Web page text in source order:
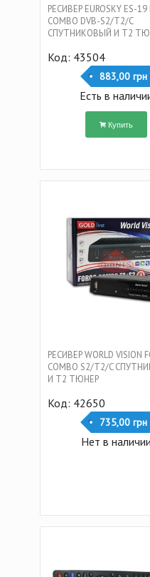
РЕСИВЕР EUROSKY ES-19
COMBO DVB-S2/T2/С
СПУТНИКОВЫЙ И Т2
Код: 43504
883,00 грн
Есть в
Купить
РЕСИВЕР WORLD VISION
COMBO S2/T2/C
И Т2 ТЮНЕР
Код: 42650
735,00 грн
Нет в наличии